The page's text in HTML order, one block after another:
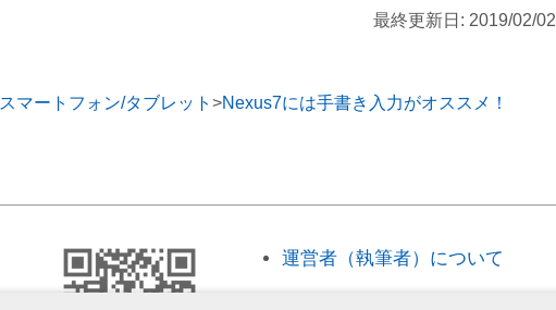
最終更新日: 2019/02/02
スマートフォン/タブレット Nexus7には手書き入力がオススメ！
運営者（執筆者）について